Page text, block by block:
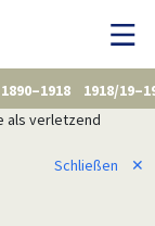
1890–1918
1918/
als verletzend
Schließen
✕